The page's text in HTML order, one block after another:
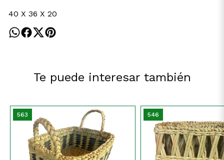
40 X 36 X 20
Te puede interesar también
563 546